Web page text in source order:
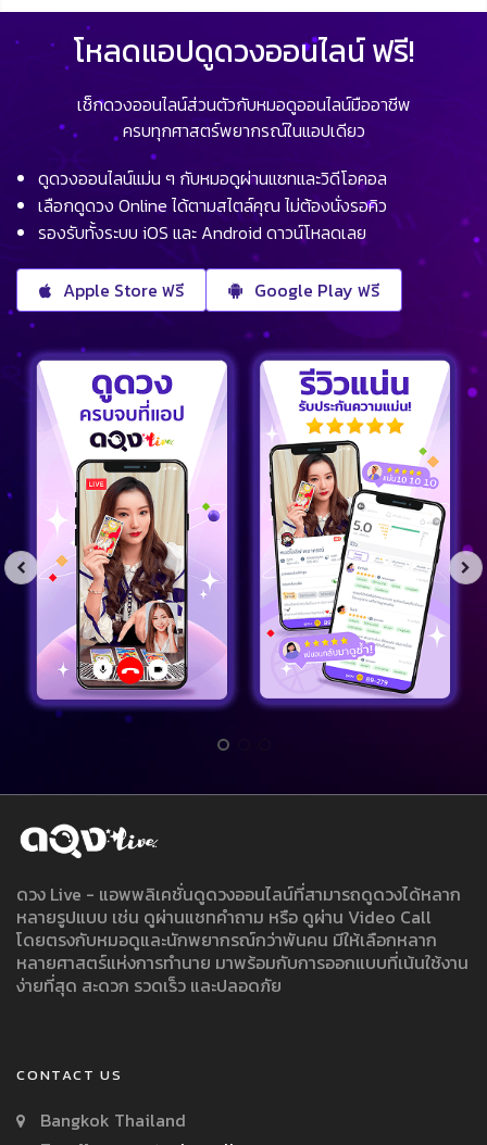
โหลดแอปดูดวงออนไลน์ ฟรี!
เช็กดวงออนไลน์ส่วนตัวกับหมอดูออนไลน์มืออาชีพ
ครบทุกศาสตร์พยากรณ์ในแอปเดียว
ดูดวงออนไลน์แม่น ๆ กับหมอดูผ่านแชทและวิดีโอคอล
เลือกดูดวง Online ได้ตามสไตล์คุณ ไม่ต้องนั่งรอคิว
รองรับทั้งระบบ iOS และ Android ดาวน์โหลดเลย
Apple Store ฟรี Google Play ฟรี
ดวง Live - แอพพลิเคชั่นดูดวงออนไลน์ที่สามารถดูดวงได้หลาก
หลายรูปแบบ เช่น ดูผ่านแชทคำถาม หรือ ดูผ่าน Video Call
โดยตรงกับหมอดูและนักพยากรณ์กว่าพันคน มีให้เลือกหลาก
หลายศาสตร์แห่งการทำนาย มาพร้อมกับการออกแบบที่เน้นใช้งาน
ง่ายที่สุด สะดวก รวดเร็ว และปลอดภัย
CONTACT US
Bangkok Thailand